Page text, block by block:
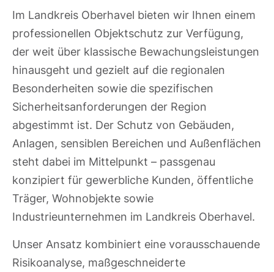
Im Landkreis Oberhavel bieten wir Ihnen einem
professionellen Objektschutz zur Verfügung,
der weit über klassische Bewachungsleistungen
hinausgeht und gezielt auf die regionalen
Besonderheiten sowie die spezifischen
Sicherheitsanforderungen der Region
abgestimmt ist. Der Schutz von Gebäuden,
Anlagen, sensiblen Bereichen und Außenflächen
steht dabei im Mittelpunkt – passgenau
konzipiert für gewerbliche Kunden, öffentliche
Träger, Wohnobjekte sowie
Industrieunternehmen im Landkreis Oberhavel.
Unser Ansatz kombiniert eine vorausschauende
Risikoanalyse, maßgeschneiderte